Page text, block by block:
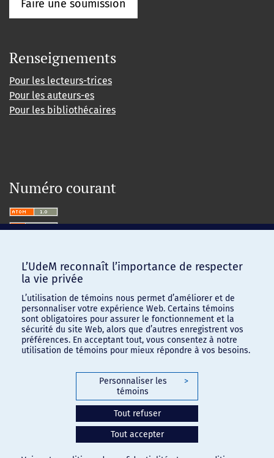
Faire une soumission
Renseignements
Pour les lecteurs-trices
Pour les auteurs-es
Pour les bibliothécaires
Numéro courant
-Conditions d'utilisation
Paramètres des témoins
L’UdeM reconnaît l’importance de respecter
la vie privée
L’utilisation de témoins nous permet d’améliorer et de
personnaliser votre expérience Web. Certains témoins
sont obligatoires pour assurer le fonctionnement et la
sécurité du site Web, alors que d’autres enregistrent vos
préférences. En acceptant tout, vous consentez à notre
utilisation de témoins pour mieux répondre à vos besoins.
Personnaliser les
témoins
>
Tout refuser
Tout accepter